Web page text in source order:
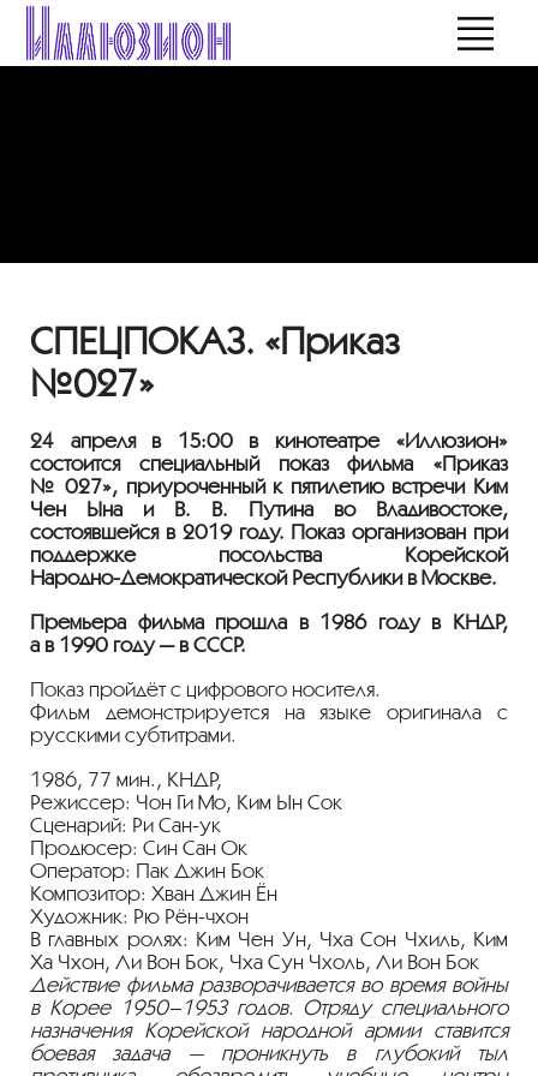
СПЕЦПОКАЗ. «Приказ
№027»
24 апреля в 15:00 в кинотеатре «Иллюзион»
состоится специальный показ фильма «Приказ
№ 027», приуроченный к пятилетию встречи Ким
Чен Ына и В. В. Путина во Владивостоке,
состоявшейся в 2019 году. Показ организован при
поддержке посольства Корейской
Народно-ДемократическойРеспублики в Москве.
Премьера фильма прошла в 1986 году в КНДР,
а в 1990 году — в СССР.
Показ пройдёт с цифрового носителя.
Фильм демонстрируется на языке оригинала с
русскими субтитрами.
1986, 77 мин., КНДР,
Режиссер: Чон Ги Мо, Ким Ын Сок
Сценарий: Ри Сан-ук
Продюсер: Син Сан Ок
Оператор: Пак Джин Бок
Композитор: Хван Джин Ён
Художник: Рю Рён-чхон
В главных ролях: Ким Чен Ун, Чха Сон Чхиль, Ким
Ха Чхон, Ли Вон Бок, Чха Сун Чхоль, Ли Вон Бок
Действие фильма разворачивается во время войны
в Корее 1950–1953 годов. Отряду специального
назначения Корейской народной армии ставится
боевая задача — проникнуть в глубокий тыл